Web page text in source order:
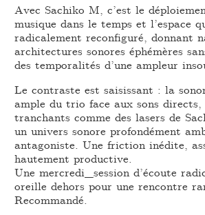
Avec Sachiko M, c’est le
musique dans le temps et l’espace
radicalement reconfiguré, donnant
architectures sonores éphémères
des temporalités d’une ampleur
Le contraste est saisissant : la
ample du trio face aux sons
tranchants comme des lasers de
un univers sonore profondément
antagoniste. Une friction inédite,
hautement productive.
Une mercredi_session d’écoute
oreille dehors pour une rencontre
Recommandé.